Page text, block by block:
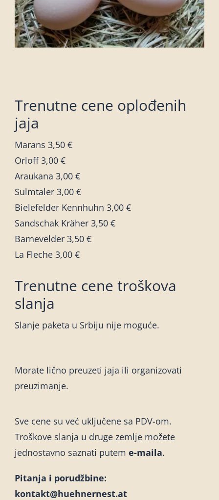
Trenutne cene oplođenih
jaja
Marans 3,50 €
Orloff 3,00 €
Araukana 3,00 €
Sulmtaler 3,00 €
Bielefelder Kennhuhn 3,00 €
Sandschak Kräher 3,50 €
Barnevelder 3,50 €
La Fleche 3,00 €
Trenutne cene troškova
slanja
Slanje paketa u Srbiju nije moguće.
Morate lično preuzeti jaja ili organizovati
preuzimanje.
Sve cene su već uključene sa PDV-om.
Troškove slanja u druge zemlje možete
jednostavno saznati putem e-maila.
Pitanja i porudžbine:
kontakt@huehnernest.at